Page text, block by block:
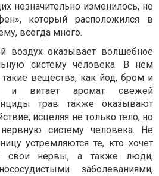
незначительно изменилось, но
который расположился в
всегда много.
воздух оказывает волшебное
систему человека. В нем
вещества, как йод, бром и
и витает аромат свежей
трав также оказывают
исцеляя не только тело, но
систему человека. Не
устремляются те, кто хочет
свои нервы, а также люди,
заболеваниями,